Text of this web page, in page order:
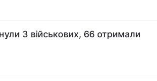
3 військових, 66 отримали